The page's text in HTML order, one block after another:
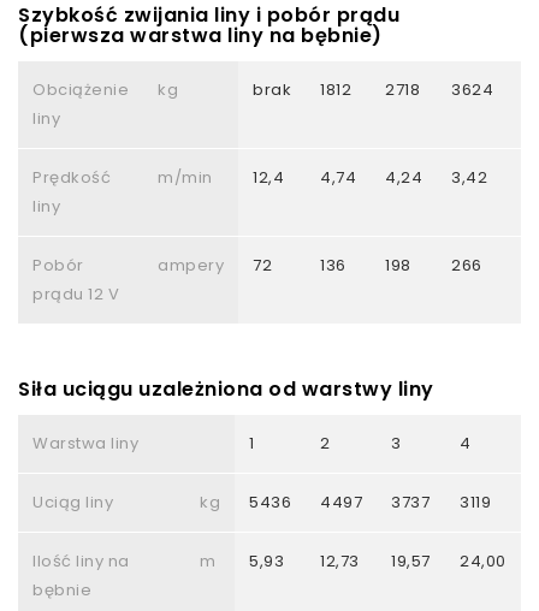
Szybkość zwijania liny i pobór prądu
(pierwsza warstwa liny na bębnie)
Obciążenie
liny
kg brak 1812 2718 3624
Prędkość
liny
m/min 12,4 4,74 4,24 3,42
Pobór
prądu 12 V
ampery 72 136 198 266
Siła uciągu uzależniona od warstwy liny
Warstwa liny 1 2 3 4
Uciąg liny kg 5436 4497 3737 3119
Ilość liny na
bębnie
m 5,93 12,73 19,57 24,00